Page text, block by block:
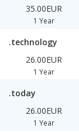
35.00EUR
1 Year
.technology
26.00EUR
1 Year
.today
26.00EUR
1 Year